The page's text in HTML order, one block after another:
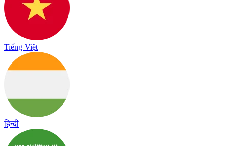
Tiếng Việt
हिन्दी